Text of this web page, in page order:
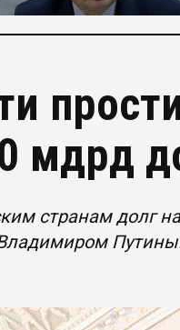
мдрд
странам долг